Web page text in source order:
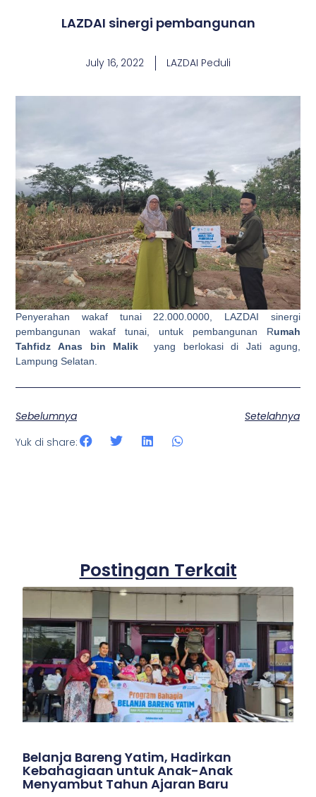
LAZDAI sinergi pembangunan
July 16, 2022 LAZDAI Peduli
Penyerahan wakaf tunai 22.000.0000, LAZDAI sinergi
pembangunan wakaf tunai, untuk pembangunan Rumah
Tahfidz Anas bin Malik yang berlokasi di Jati agung,
Lampung Selatan.
Sebelumnya
Setelahnya
Yuk di share:
Postingan Terkait
Belanja Bareng Yatim, Hadirkan
Kebahagiaan untuk Anak-Anak
Menyambut Tahun Ajaran Baru